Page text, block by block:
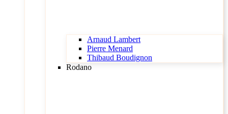
Arnaud Lambert
Pierre Menard
Thibaud Boudignon
Rodano